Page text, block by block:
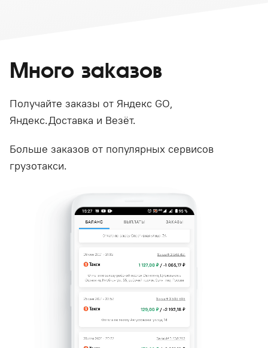
Много заказов
Получайте заказы от Яндекс GO,
Яндекс.Доставка и Везёт.
Больше заказов от популярных сервисов
грузотакси.